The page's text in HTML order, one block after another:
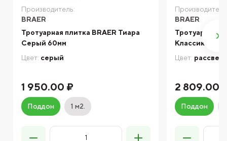
Производитель:
BRAER
Тротуарная плитка BRAER Тиара
Серый 60мм
Цвет: серый
1 950.00 ₽
Поддон 1 м2.
BRAER
Тротуарная
Классико
Цвет: рассвет
2 809.00
Поддон